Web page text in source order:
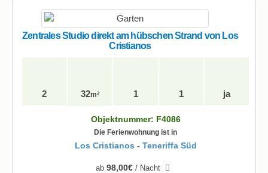
Zentrales Studio direkt am hübschen Strand von Los
Cristianos
2 32m² 1 1 ja
Objektnummer: F4086
Die Ferienwohnung ist in
Los Cristianos - Teneriffa Süd
ab 98,00€/ Nacht